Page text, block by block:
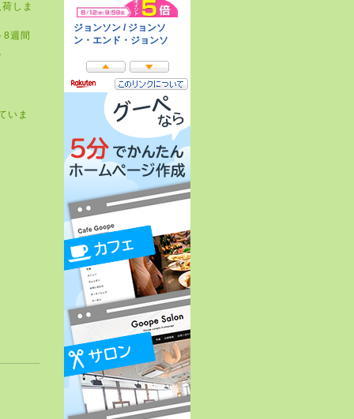
しま
8週間
いま